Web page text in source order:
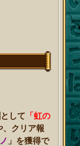
して 「虹の
、クリア報
」を獲得で